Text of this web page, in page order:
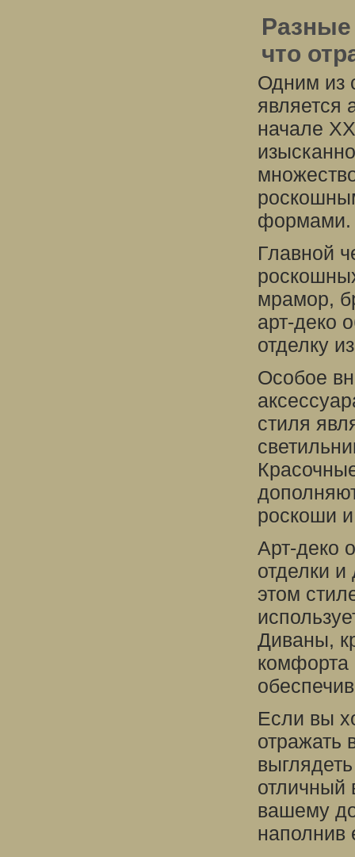
Разные
что
Одним из
является
начале
формами.
Главной
мрамор,
арт-деко
отделку
Особое
стиля
роскоши
Арт-деко
отделки
этом
Диваны,
Если вы
отражать
отличный
вашему
наполнив